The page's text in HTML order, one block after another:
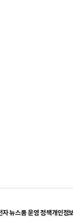
자 뉴스룸 운영 정책개인정